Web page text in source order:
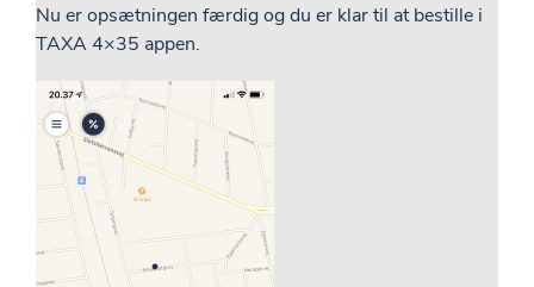
Nu er opsætningen færdig og du er klar til at bestille i
TAXA 4×35 appen.